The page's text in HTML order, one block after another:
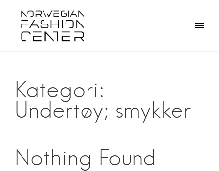
content
Kategori:
Undertøy; smykker
Nothing Found